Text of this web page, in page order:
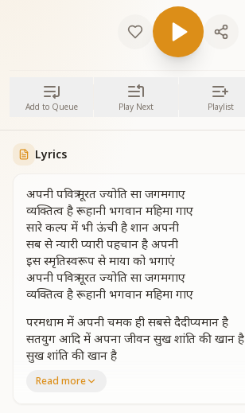
Add to Queue Play Next Playlist
Lyrics
अपनी पवित्र मूरत ज्योति सा जगमगाए
व्यक्तित्व है रूहानी भगवान महिमा गाए
सारे कल्प में भी ऊंची है शान अपनी
सब से न्यारी प्यारी पहचान है अपनी
इस स्मृतिस्वरूप से माया को भगाएं
अपनी पवित्र मूरत ज्योति सा जगमगाए
व्यक्तित्व है रूहानी भगवान महिमा गाए
परमधाम में अपनी चमक ही सबसे दैदीप्यमान है
सतयुग आदि में अपना जीवन सुख शांति की खान है
सुख शांति की खान है
संगमयुग में भी बाबा हमे गुणों से सजाए
Read more